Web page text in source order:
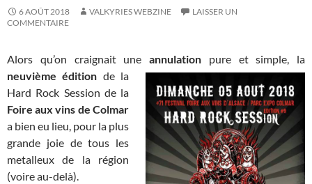
6 AOÛT 2018 VALKYRIES WEBZINE
LAISSER UN
COMMENTAIRE
Alors qu’on craignait une annulation pure et simple, la
neuvièmeédition de la
Hard Rock Session de la
Foire aux vins de Colmar
a bien eu lieu, pour la plus
grande joie de tous les
metalleux de la région
(voire au-delà).